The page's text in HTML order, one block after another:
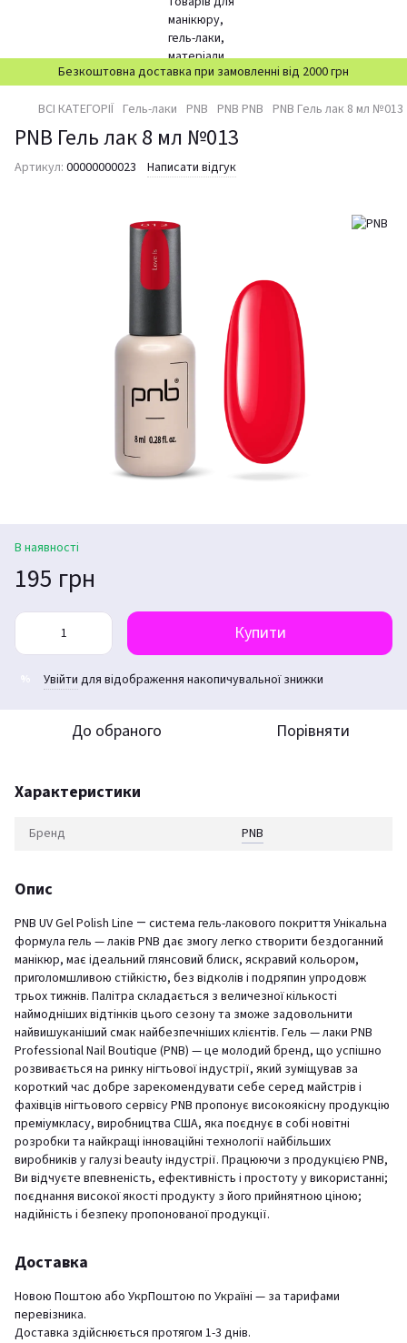
Безкоштовна доставка при замовленні від 2000 грн
ВСІ КАТЕГОРІЇ Гель-лаки PNB PNB PNB PNB Гель лак 8 мл №013
PNB Гель лак 8 мл №013
Артикул: 00000000023 Написати відгук
В наявності
195 грн
Купити
Увійти для відображення накопичувальної знижки
До обраного Порівняти
Характеристики
Бренд PNB
Опис
PNB UV Gel Polish Line ― система гель-лакового покриття Унікальна
формула гель — лаків PNB дає змогу легко створити бездоганний
манікюр, має ідеальний глянсовий блиск, яскравий кольором,
приголомшливою стійкістю, без відколів і подряпин упродовж
трьох тижнів. Палітра складається з величезної кількості
наймодніших відтінків цього сезону та зможе задовольнити
найвишуканіший смак найбезпечніших клієнтів. Гель — лаки PNB
Professional Nail Boutique (PNB) — це молодий бренд, що успішно
розвивається на ринку нігтьової індустрії, який зуміщував за
короткий час добре зарекомендувати себе серед майстрів і
фахівців нігтьового сервісу PNB пропонує високоякісну продукцію
преміумкласу, виробництва США, яка поєднує в собі новітні
розробки та найкращі інноваційні технології найбільших
виробників у галузі beauty індустрії. Працюючи з продукцією PNB,
Ви відчуєте впевненість, ефективність і простоту у використанні;
поєднання високої якості продукту з його прийнятною ціною;
надійність і безпеку пропонованої продукції.
Доставка
Новою Поштою або УкрПоштою по Україні — за тарифами
перевізника.
Доставка здійснюється протягом 1-3 днів.